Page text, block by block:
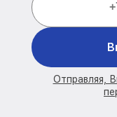
Отправляя,